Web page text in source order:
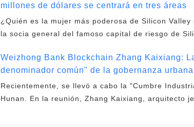
millones de dólares se centrará en tres áreas
¿Quién es la mujer más poderosa de Silicon
la socia general del famoso capital de riesgo de
Weizhong Bank Blockchain Zhang Kaixiang:
denominador común" de la gobernanza urbana
Recientemente, se llevó a cabo la "Cumbre
Hunan. En la reunión, Zhang Kaixiang, arquitecto